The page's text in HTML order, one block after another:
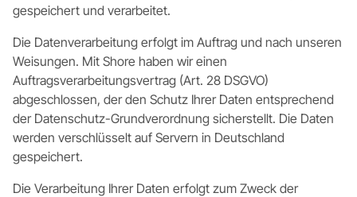
gespeichert und verarbeitet.
Die Datenverarbeitung erfolgt im Auftrag und nach unseren
Weisungen. Mit Shore haben wir einen
Auftragsverarbeitungsvertrag (Art. 28 DSGVO)
abgeschlossen, der den Schutz Ihrer Daten entsprechend
der Datenschutz-Grundverordnung sicherstellt. Die Daten
werden verschlüsselt auf Servern in Deutschland
gespeichert.
Die Verarbeitung Ihrer Daten erfolgt zum Zweck der